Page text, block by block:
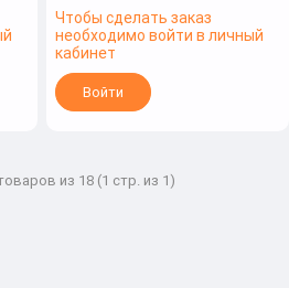
Чтобы сделать заказ
необходимо войти в личный
кабинет
Войти
из 18 (1 стр. из 1)